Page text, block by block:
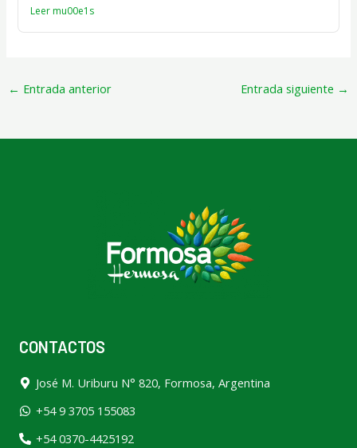
Leer mu00e1s
← Entrada anterior Entrada siguiente →
CONTACTOS
José M. Uriburu N° 820, Formosa, Argentina
+54 9 3705 155083
+54 0370-4425192